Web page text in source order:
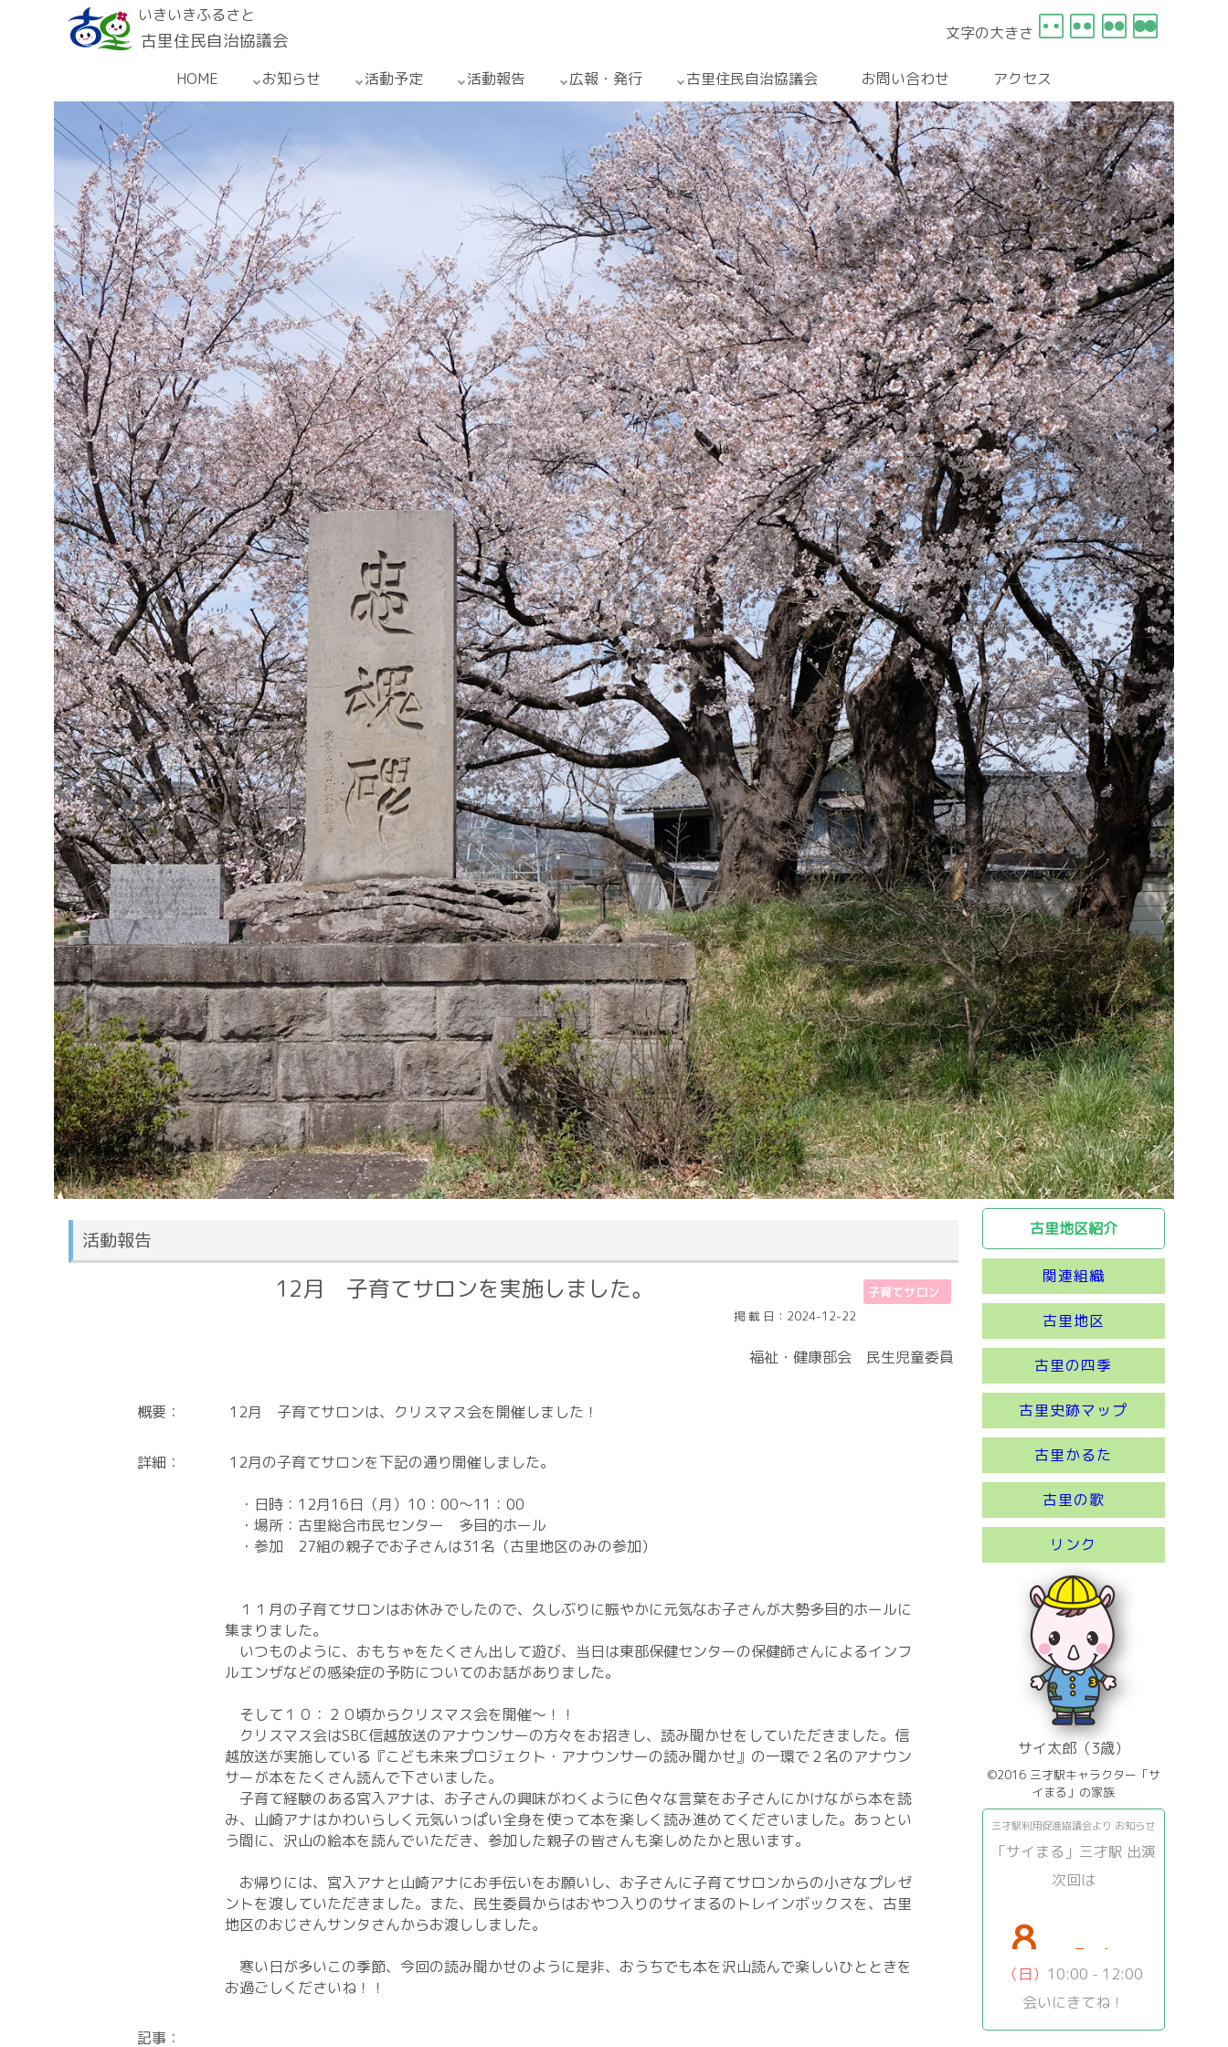
いきいきふるさと
古里住民自治協議会 文字の大きさ
HOME お知らせ 活動予定 活動報告 広報・発行 古里住民自治協議会 お問い合わせ アクセス
活動報告
子育てサロン
12月 子育てサロンを実施しました。
掲 載 日：2024-12-22
福祉・健康部会 民生児童委員
概要： 12月 子育てサロンは、クリスマス会を開催しました！
詳細： 12月の子育てサロンを下記の通り開催しました。
・日時：12月16日（月）10：00～11：00
・場所：古里総合市民センター 多目的ホール
・参加 27組の親子でお子さんは31名（古里地区のみの参加）
１１月の子育てサロンはお休みでしたので、久しぶりに賑やかに元気なお子さんが大勢多目的ホールに
集まりました。
いつものように、おもちゃをたくさん出して遊び、当日は東部保健センターの保健師さんによるインフ
ルエンザなどの感染症の予防についてのお話がありました。
そして１０：２０頃からクリスマス会を開催～！！
クリスマス会はSBC信越放送のアナウンサーの方々をお招きし、読み聞かせをしていただきました。信
越放送が実施している『こども未来プロジェクト・アナウンサーの読み聞かせ』の一環で２名のアナウン
サーが本をたくさん読んで下さいました。
子育て経験のある宮入アナは、お子さんの興味がわくように色々な言葉をお子さんにかけながら本を読
み、山崎アナはかわいらしく元気いっぱい全身を使って本を楽しく読み進めてくださいました。あっとい
う間に、沢山の絵本を読んでいただき、参加した親子の皆さんも楽しめたかと思います。
お帰りには、宮入アナと山崎アナにお手伝いをお願いし、お子さんに子育てサロンからの小さなプレゼ
ントを渡していただきました。また、民生委員からはおやつ入りのサイまるのトレインボックスを、古里
地区のおじさんサンタさんからお渡ししました。
寒い日が多いこの季節、今回の読み聞かせのように是非、おうちでも本を沢山読んで楽しいひとときを
お過ごしくださいね！！
記事：
古里地区紹介
関連組織
古里地区
古里の四季
古里史跡マップ
古里かるた
古里の歌
リンク
サイ太郎（3歳）
©2016 三才駅キャラクター「サ
イまる」の家族
三才駅利用促進協議会より お知らせ
「サイまる」三才駅 出演
次回は
8
（日） 10:00 - 12:00
会いにきてね！